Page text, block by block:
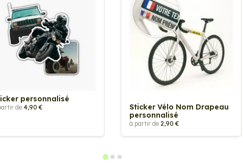
personnalisé
de 4,90 €
Sticker Vélo Nom Drapeau
personnalisé
à partir de 2,90 €